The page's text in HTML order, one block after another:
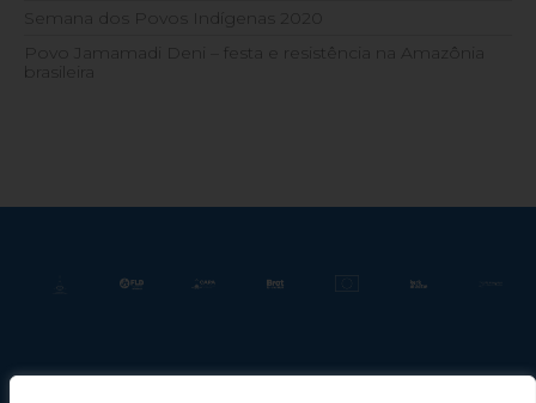
Semana dos Povos Indígenas 2020
Povo Jamamadi Deni – festa e resistência na Amazônia
brasileira